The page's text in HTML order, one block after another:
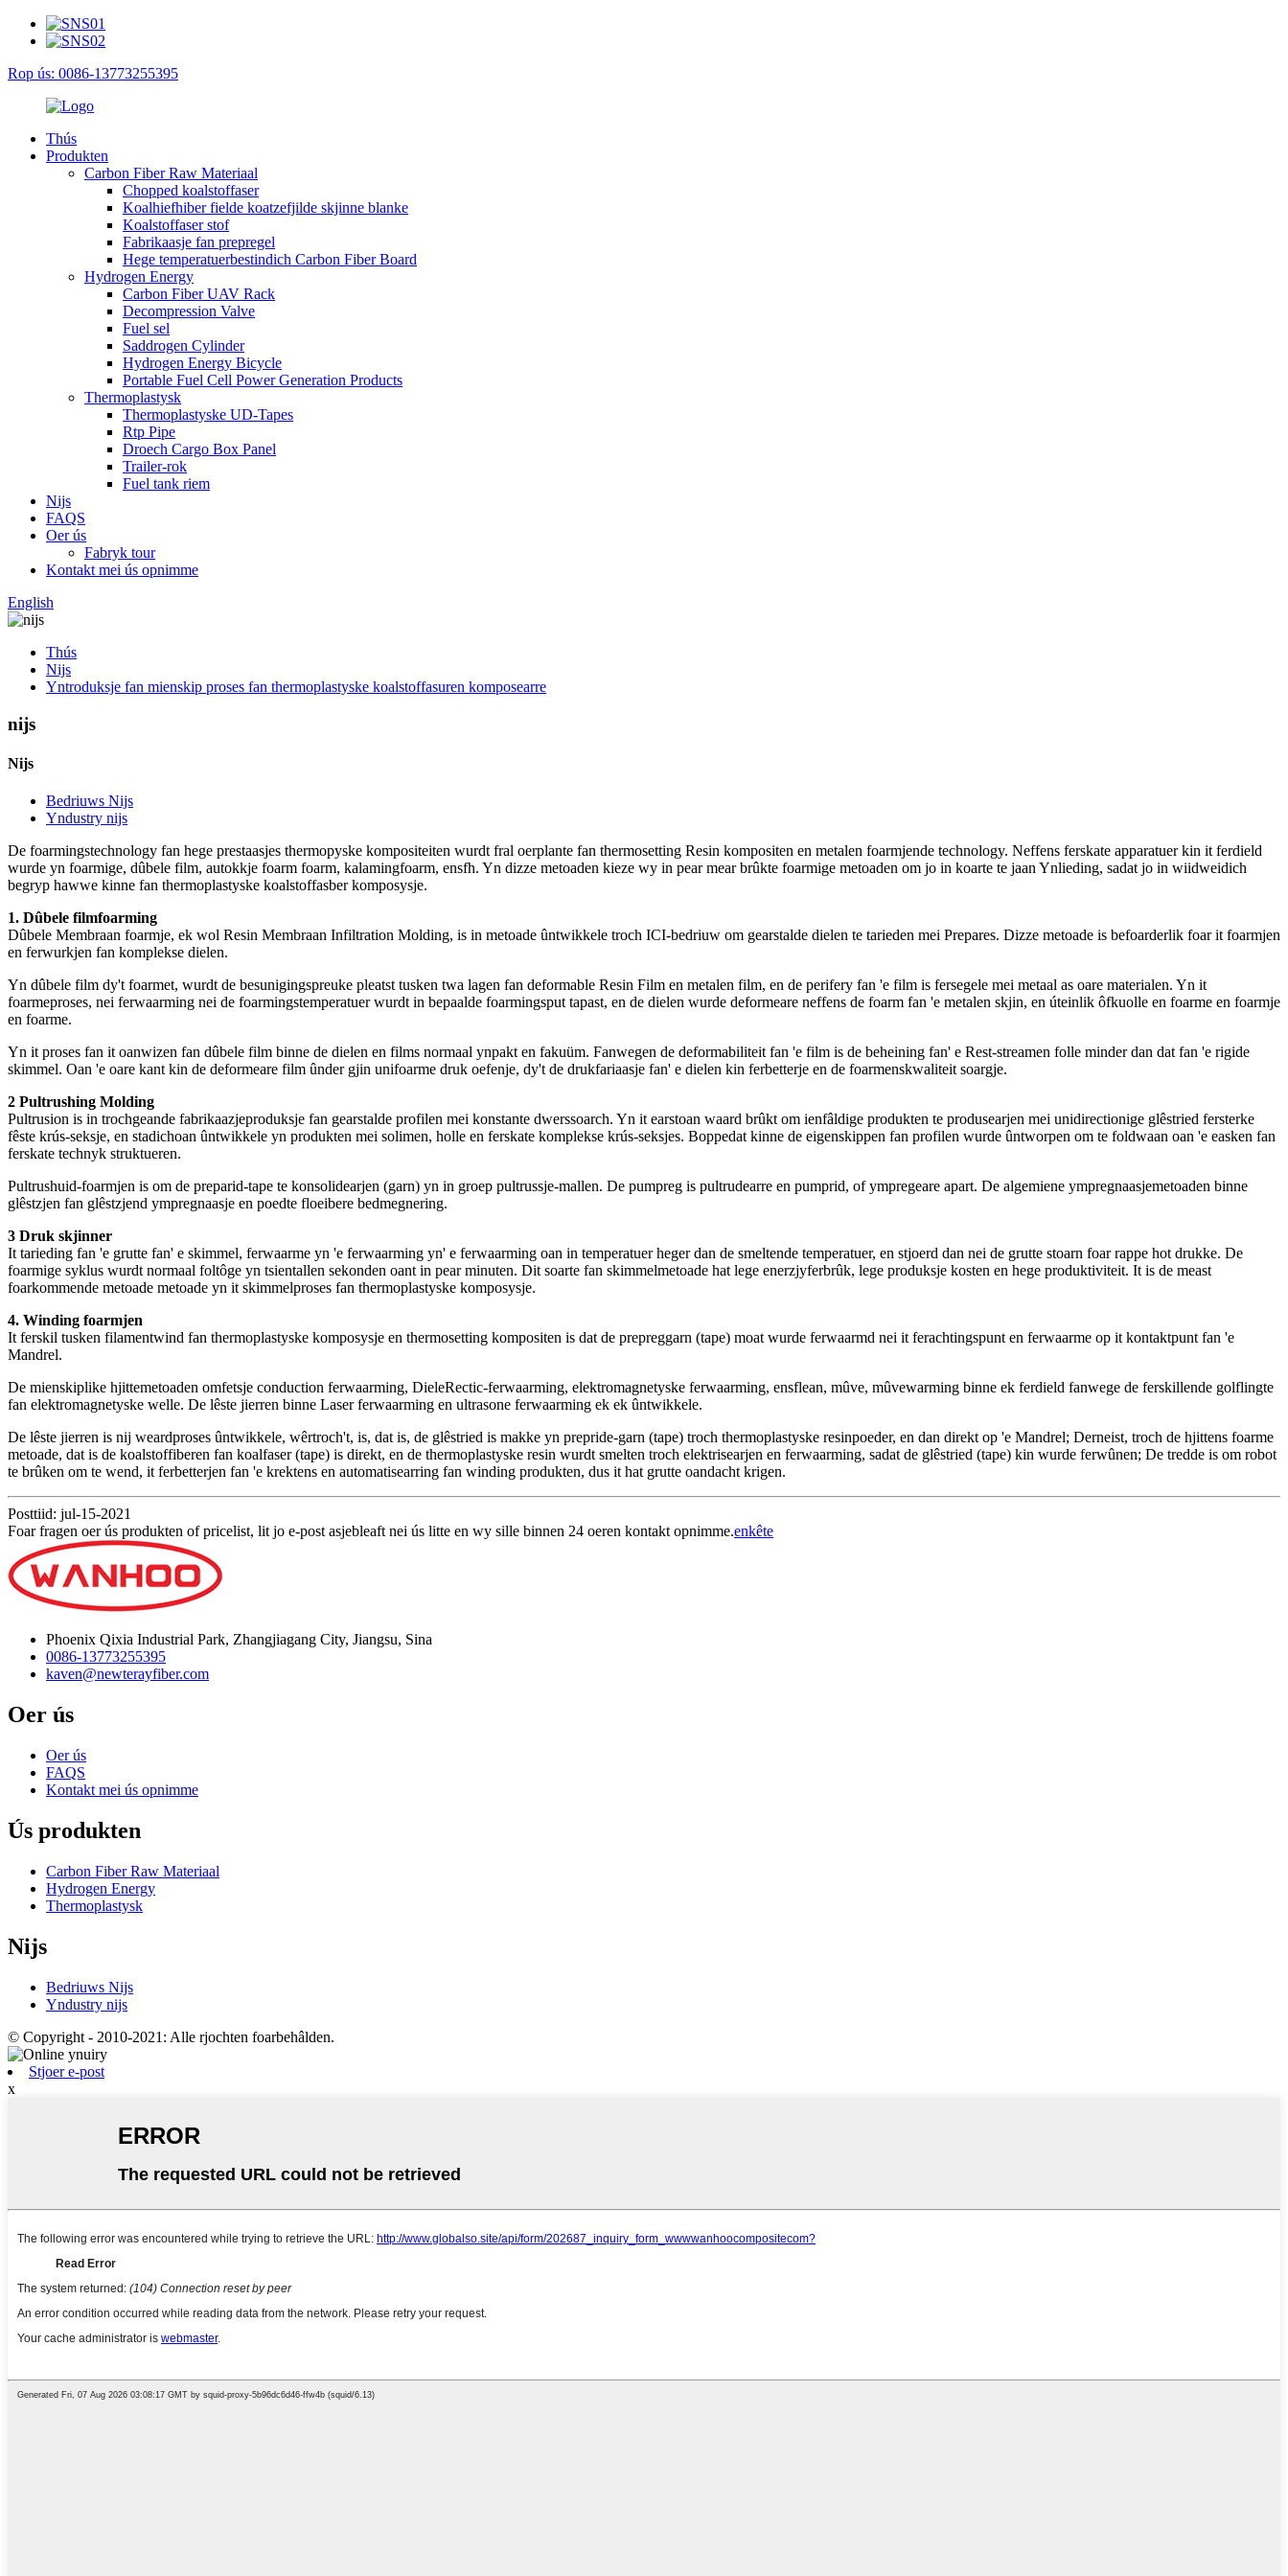
Rop ús: 0086-13773255395
Thús
Produkten
Carbon Fiber Raw Materiaal
Chopped koalstoffaser
Koalhiefhiber fielde koatzefjilde skjinne blanke
Koalstoffaser stof
Fabrikaasje fan prepregel
Hege temperatuerbestindich Carbon Fiber Board
Hydrogen Energy
Carbon Fiber UAV Rack
Decompression Valve
Fuel sel
Saddrogen Cylinder
Hydrogen Energy Bicycle
Portable Fuel Cell Power Generation Products
Thermoplastysk
Thermoplastyske UD-Tapes
Rtp Pipe
Droech Cargo Box Panel
Trailer-rok
Fuel tank riem
Nijs
FAQS
Oer ús
Fabryk tour
Kontakt mei ús opnimme
English
Thús
Nijs
Yntroduksje fan mienskip proses fan thermoplastyske koalstoffasuren komposearre
nijs
Nijs
Bedriuws Nijs
Yndustry nijs
De foarmingstechnology fan hege prestaasjes thermopyske kompositeiten wurdt fral oerplante fan thermosetting Resin kompositen en metalen foarmjende technology. Neffens ferskate apparatuer kin it ferdield
wurde yn foarmige, dûbele film, autokkje foarm foarm, kalamingfoarm, ensfh. Yn dizze metoaden kieze wy in pear mear brûkte foarmige metoaden om jo in koarte te jaan Ynlieding, sadat jo in wiidweidich
begryp hawwe kinne fan thermoplastyske koalstoffasber komposysje.
1. Dûbele filmfoarming
Dûbele Membraan foarmje, ek wol Resin Membraan Infiltration Molding, is in metoade ûntwikkele troch ICI-bedriuw om gearstalde dielen te tarieden mei Prepares. Dizze metoade is befoarderlik foar it foarmjen
en ferwurkjen fan komplekse dielen.
Yn dûbele film dy't foarmet, wurdt de besunigingspreuke pleatst tusken twa lagen fan deformable Resin Film en metalen film, en de perifery fan 'e film is fersegele mei metaal as oare materialen. Yn it
foarmeproses, nei ferwaarming nei de foarmingstemperatuer wurdt in bepaalde foarmingsput tapast, en de dielen wurde deformeare neffens de foarm fan 'e metalen skjin, en úteinlik ôfkuolle en foarme en foarmje
en foarme.
Yn it proses fan it oanwizen fan dûbele film binne de dielen en films normaal ynpakt en fakuüm. Fanwegen de deformabiliteit fan 'e film is de beheining fan' e Rest-streamen folle minder dan dat fan 'e rigide
skimmel. Oan 'e oare kant kin de deformeare film ûnder gjin unifoarme druk oefenje, dy't de drukfariaasje fan' e dielen kin ferbetterje en de foarmenskwaliteit soargje.
2 Pultrushing Molding
Pultrusion is in trochgeande fabrikaazjeproduksje fan gearstalde profilen mei konstante dwerssoarch. Yn it earstoan waard brûkt om ienfâldige produkten te produsearjen mei unidirectionige glêstried fersterke
fêste krús-seksje, en stadichoan ûntwikkele yn produkten mei solimen, holle en ferskate komplekse krús-seksjes. Boppedat kinne de eigenskippen fan profilen wurde ûntworpen om te foldwaan oan 'e easken fan
ferskate technyk struktueren.
Pultrushuid-foarmjen is om de preparid-tape te konsolidearjen (garn) yn in groep pultrussje-mallen. De pumpreg is pultrudearre en pumprid, of ympregeare apart. De algemiene ympregnaasjemetoaden binne
glêstzjen fan glêstzjend ympregnaasje en poedte floeibere bedmegnering.
3 Druk skjinner
It tarieding fan 'e grutte fan' e skimmel, ferwaarme yn 'e ferwaarming yn' e ferwaarming oan in temperatuer heger dan de smeltende temperatuer, en stjoerd dan nei de grutte stoarn foar rappe hot drukke. De
foarmige syklus wurdt normaal foltôge yn tsientallen sekonden oant in pear minuten. Dit soarte fan skimmelmetoade hat lege enerzjyferbrûk, lege produksje kosten en hege produktiviteit. It is de meast
foarkommende metoade metoade yn it skimmelproses fan thermoplastyske komposysje.
4. Winding foarmjen
It ferskil tusken filamentwind fan thermoplastyske komposysje en thermosetting kompositen is dat de prepreggarn (tape) moat wurde ferwaarmd nei it ferachtingspunt en ferwaarme op it kontaktpunt fan 'e
Mandrel.
De mienskiplike hjittemetoaden omfetsje conduction ferwaarming, DieleRectic-ferwaarming, elektromagnetyske ferwaarming, ensflean, mûve, mûvewarming binne ek ferdield fanwege de ferskillende golflingte
fan elektromagnetyske welle. De lêste jierren binne Laser ferwaarming en ultrasone ferwaarming ek ek ûntwikkele.
De lêste jierren is nij weardproses ûntwikkele, wêrtroch't, is, dat is, de glêstried is makke yn prepride-garn (tape) troch thermoplastyske resinpoeder, en dan direkt op 'e Mandrel; Derneist, troch de hjittens foarme
metoade, dat is de koalstoffiberen fan koalfaser (tape) is direkt, en de thermoplastyske resin wurdt smelten troch elektrisearjen en ferwaarming, sadat de glêstried (tape) kin wurde ferwûnen; De tredde is om robot
te brûken om te wend, it ferbetterjen fan 'e krektens en automatisearring fan winding produkten, dus it hat grutte oandacht krigen.
Posttiid: jul-15-2021
Foar fragen oer ús produkten of pricelist, lit jo e-post asjebleaft nei ús litte en wy sille binnen 24 oeren kontakt opnimme.enkête
Phoenix Qixia Industrial Park, Zhangjiagang City, Jiangsu, Sina
0086-13773255395
kaven@newterayfiber.com
Oer ús
Oer ús
FAQS
Kontakt mei ús opnimme
Ús produkten
Carbon Fiber Raw Materiaal
Hydrogen Energy
Thermoplastysk
Nijs
Bedriuws Nijs
Yndustry nijs
© Copyright - 2010-2021: Alle rjochten foarbehâlden.
Stjoer e-post
x